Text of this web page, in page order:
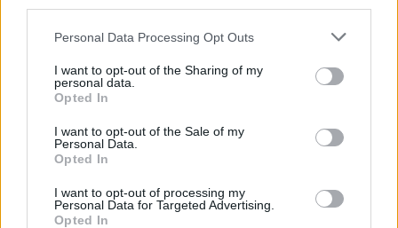
Personal Data Processing Opt Outs
I want to opt-out of the Sharing of my
personal data.
Opted In
I want to opt-out of the Sale of my
Personal Data.
Opted In
I want to opt-out of processing my
Personal Data for Targeted Advertising.
Opted In
- Η «ακτινογραφία» της κερδοφορίας των
Ισπανία – Ιταλία: Κλιμακώνεται η αντιπαράθεση για
το μεταναστευτικό με αμοιβαίους συνοριακούς
09/08/2026 - 10:29 ΚΟΣΜΟΣ
οικονομικού προγράμματος της ΕΛ.Α.Σ. στη
Θεσσαλονίκη